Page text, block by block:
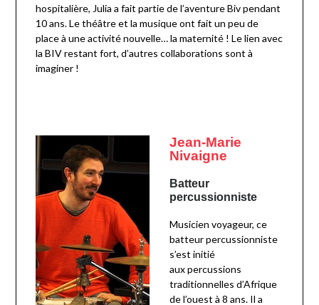
hospitalière, Julia a fait partie de l’aventure Biv pendant
10 ans. Le théâtre et la musique ont fait un peu de
place à une activité nouvelle… la maternité ! Le lien avec
la BIV restant fort, d’autres collaborations sont à
imaginer !
Jean-Marie
Nivaigne
Batteur
percussionniste
Musicien voyageur, ce
batteur percussionniste
s’est initié
aux percussions
traditionnelles d’Afrique
de l’ouest à 8 ans. Il a